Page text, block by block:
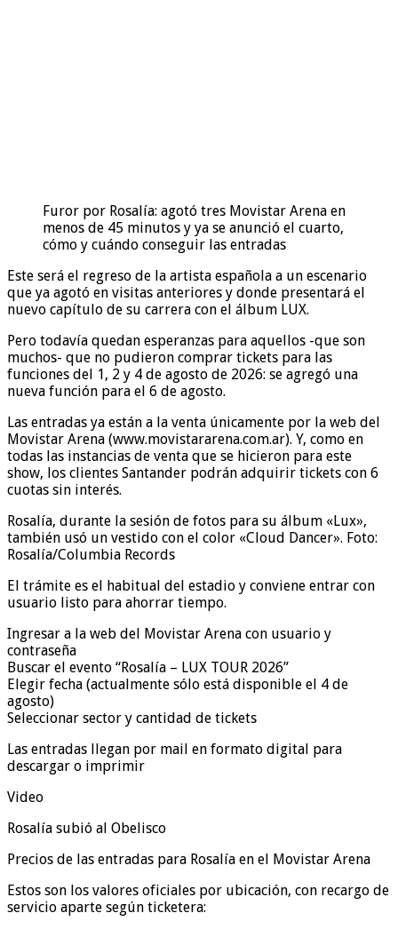
Furor por Rosalía: agotó tres Movistar Arena en
menos de 45 minutos y ya se anunció el cuarto,
cómo y cuándo conseguir las entradas
Este será el regreso de la artista española a un escenario
que ya agotó en visitas anteriores y donde presentará el
nuevo capítulo de su carrera con el álbum LUX.
Pero todavía quedan esperanzas para aquellos -que son
muchos- que no pudieron comprar tickets para las
funciones del 1, 2 y 4 de agosto de 2026: se agregó una
nueva función para el 6 de agosto.
Las entradas ya están a la venta únicamente por la web del
Movistar Arena (www.movistararena.com.ar). Y, como en
todas las instancias de venta que se hicieron para este
show, los clientes Santander podrán adquirir tickets con 6
cuotas sin interés.
Rosalía, durante la sesión de fotos para su álbum «Lux»,
también usó un vestido con el color «Cloud Dancer». Foto:
Rosalía/Columbia Records
El trámite es el habitual del estadio y conviene entrar con
usuario listo para ahorrar tiempo.
Ingresar a la web del Movistar Arena con usuario y
contraseña
Buscar el evento “Rosalía – LUX TOUR 2026”
Elegir fecha (actualmente sólo está disponible el 4 de
agosto)
Seleccionar sector y cantidad de tickets
Las entradas llegan por mail en formato digital para
descargar o imprimir
Video
Rosalía subió al Obelisco
Precios de las entradas para Rosalía en el Movistar Arena
Estos son los valores oficiales por ubicación, con recargo de
servicio aparte según ticketera: